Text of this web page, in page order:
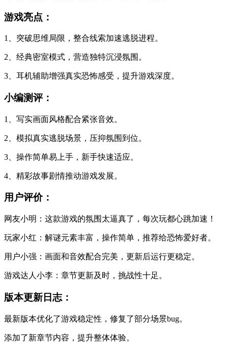
游戏亮点：
1、突破思维局限，整合线索加速逃脱进程。
2、经典密室模式，营造独特沉浸氛围。
3、耳机辅助增强真实恐怖感受，提升游戏深度。
小编测评：
1、写实画面风格配合紧张音效。
2、模拟真实逃脱场景，压抑氛围到位。
3、操作简单易上手，新手快速适应。
4、精彩故事剧情推动游戏发展。
用户评价：
网友小明：这款游戏的氛围太逼真了，每次玩都心跳加速！
玩家小红：解谜元素丰富，操作简单，推荐给恐怖爱好者。
用户小强：画面和音效配合完美，更新后运行更稳定。
游戏达人小李：章节更新及时，挑战性十足。
版本更新日志：
最新版本优化了游戏稳定性，修复了部分场景bug。
添加了新章节内容，提升整体体验。